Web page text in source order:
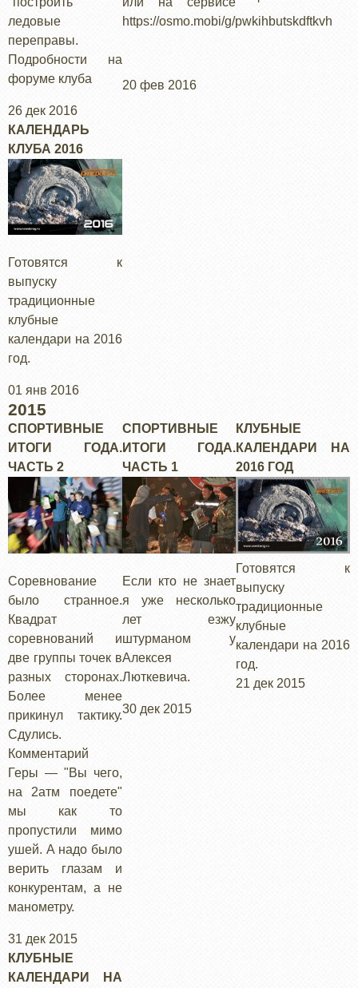
ледовые
переправы.
Подробности на
форуме клуба
26 дек 2016
https://osmo.mobi/g/pwkihbutskdftkvh
20 фев 2016
КАЛЕНДАРЬ
КЛУБА 2016
Готовятся к
выпуску
традиционные
клубные
календари на 2016
год.
01 янв 2016
2015
СПОРТИВНЫЕ
ИТОГИ ГОДА.
ЧАСТЬ 2
Соревнование
было странное.
Квадрат
соревнований и
две группы точек в
разных сторонах.
Более менее
прикинул тактику.
Сдулись.
Комментарий
Геры — "Вы чего,
на 2атм поедете"
мы как то
пропустили мимо
ушей. А надо было
верить глазам и
конкурентам, а не
манометру.
31 дек 2015
СПОРТИВНЫЕ
ИТОГИ ГОДА.
ЧАСТЬ 1
Если кто не знает
я уже несколько
лет езжу
штурманом у
Алексея
Люткевича.
30 дек 2015
КЛУБНЫЕ
КАЛЕНДАРИ НА
2016 ГОД
Готовятся к
выпуску
традиционные
клубные
календари на 2016
год.
21 дек 2015
КЛУБНЫЕ
КАЛЕНДАРИ НА